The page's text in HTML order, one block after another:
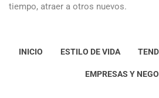
tiempo, atraer a otros nuevos.
INICIO ESTILO DE VIDA
EMPRESAS Y